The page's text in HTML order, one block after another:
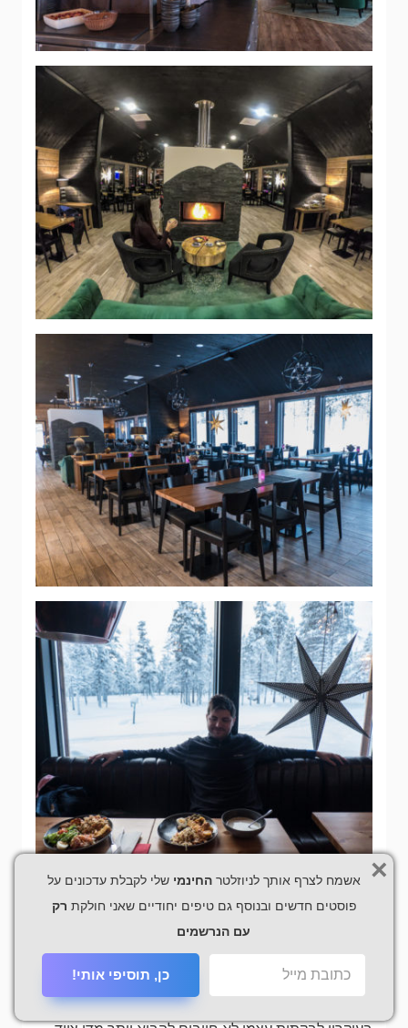
איזה לבוש צריך להביא לבקתות
הטיול שלנו התקיים בסוף ינואר- תחילת פברואר ובאזור
של הבקתות הטמפרטורה היתה בסביבות 20- מעלות.
אשמח לצרף אותך לניוזלטר החינמי שלי לקבלת עדכונים על
פוסטים חדשים ובנוסף גם טיפים יחודיים שאני חולקת רק
עם הנרשמים
כן, תוסיפי אותי!
×